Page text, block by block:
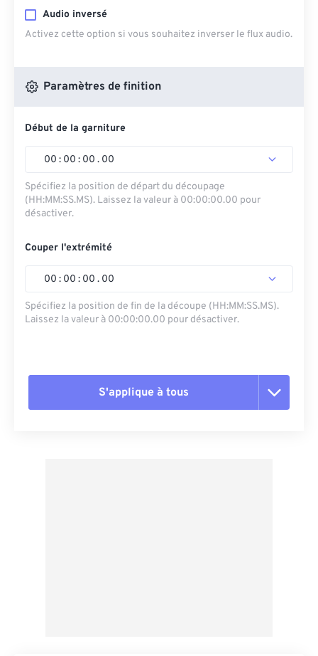
Audio inversé
Activez cette option si vous souhaitez inverser le flux audio.
Paramètres de finition
Début de la garniture
00 : 00 : 00 . 00
Spécifiez la position de départ du découpage
(HH:MM:SS.MS). Laissez la valeur à 00:00:00.00 pour
désactiver.
Couper l'extrémité
00 : 00 : 00 . 00
Spécifiez la position de fin de la découpe (HH:MM:SS.MS).
Laissez la valeur à 00:00:00.00 pour désactiver.
S'applique à tous